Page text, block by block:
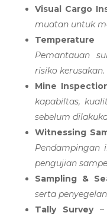
Visual Cargo
muatan untuk
Pemantauan
risiko kerusakan.
Mine
kapabiltas,
sebelum
Witnessing
Pendampingan
pengujian
Sampling &
serta
Tally Survey–